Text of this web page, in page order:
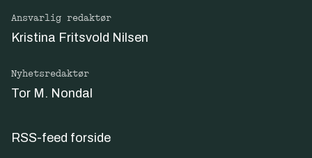
Ansvarlig redaktør
Kristina Fritsvold Nilsen
Nyhetsredaktør
Tor M. Nondal
RSS-feed forside